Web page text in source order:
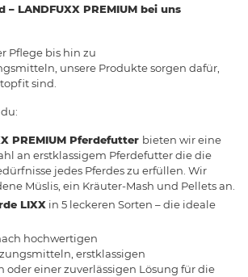
LANDFUXX PREMIUM bei uns
Pflege bis hin zu
unsere Produkte sorgen dafür,
sind.
PREMIUM Pferdefutter bieten wir eine
an erstklassigem Pferdefutter die die
jedes Pferdes zu erfüllen. Wir
Müslis, ein Kräuter-Mash und Pellets an.
LIXX in 5 leckeren Sorten – die ideale
hochwertigen
erstklassigen
oder einer zuverlässigen Lösung für die